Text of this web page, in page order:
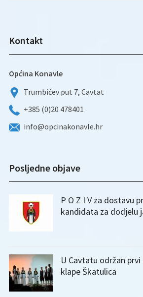
Kontakt
Općina Konavle
Trumbićev put 7, Cavtat
+385 (0)20 478401
info@opcinakonavle.hr
Posljedne objave
P O Z I V za dostavu
kandidata za dodjelu
U Cavtatu održan
klape Škatulica